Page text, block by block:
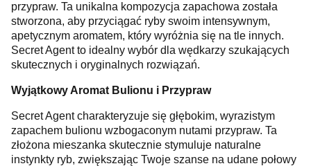
przypraw. Ta unikalna kompozycja zapachowa została
stworzona, aby przyciągać ryby swoim intensywnym,
apetycznym aromatem, który wyróżnia się na tle innych.
Secret Agent to idealny wybór dla wędkarzy szukających
skutecznych i oryginalnych rozwiązań.
Wyjątkowy Aromat Bulionu i Przypraw
Secret Agent charakteryzuje się głębokim, wyrazistym
zapachem bulionu wzbogaconym nutami przypraw. Ta
złożona mieszanka skutecznie stymuluje naturalne
instynkty ryb, zwiększając Twoje szanse na udane połowy